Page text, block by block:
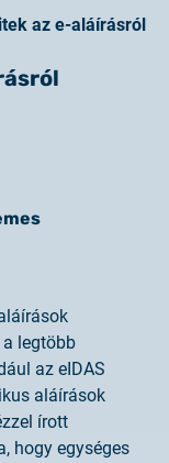
az e-aláírásról
legtöbb
az eIDAS
aláírások
írott
hogy egységes